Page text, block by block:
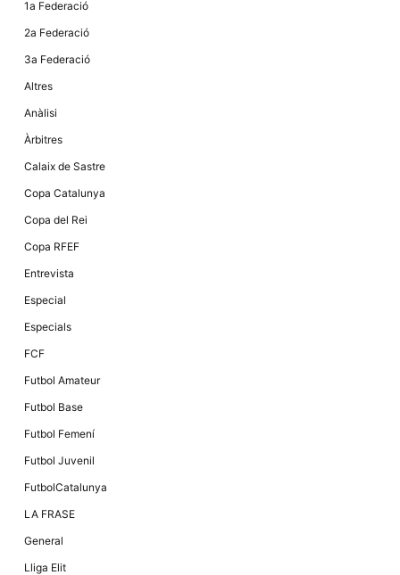
1a Federació
2a Federació
3a Federació
Altres
Anàlisi
Àrbitres
Calaix de Sastre
Copa Catalunya
Copa del Rei
Copa RFEF
Entrevista
Especial
Especials
FCF
Futbol Amateur
Futbol Base
Futbol Femení
Futbol Juvenil
FutbolCatalunya
LA FRASE
General
Lliga Elit